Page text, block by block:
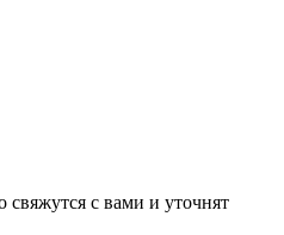
с вами и уточнят